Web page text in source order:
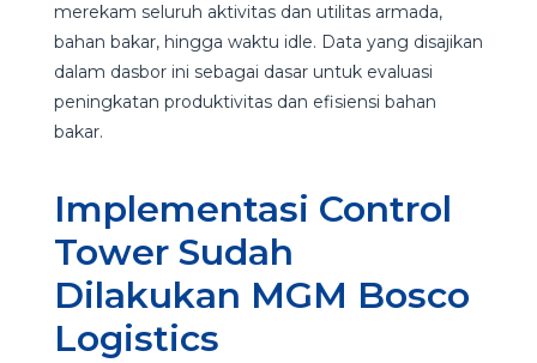
merekam seluruh aktivitas dan utilitas armada,
bahan bakar, hingga waktu idle. Data yang disajikan
dalam dasbor ini sebagai dasar untuk evaluasi
peningkatan produktivitas dan efisiensi bahan
bakar.
Implementasi Control
Tower Sudah
Dilakukan MGM Bosco
Logistics